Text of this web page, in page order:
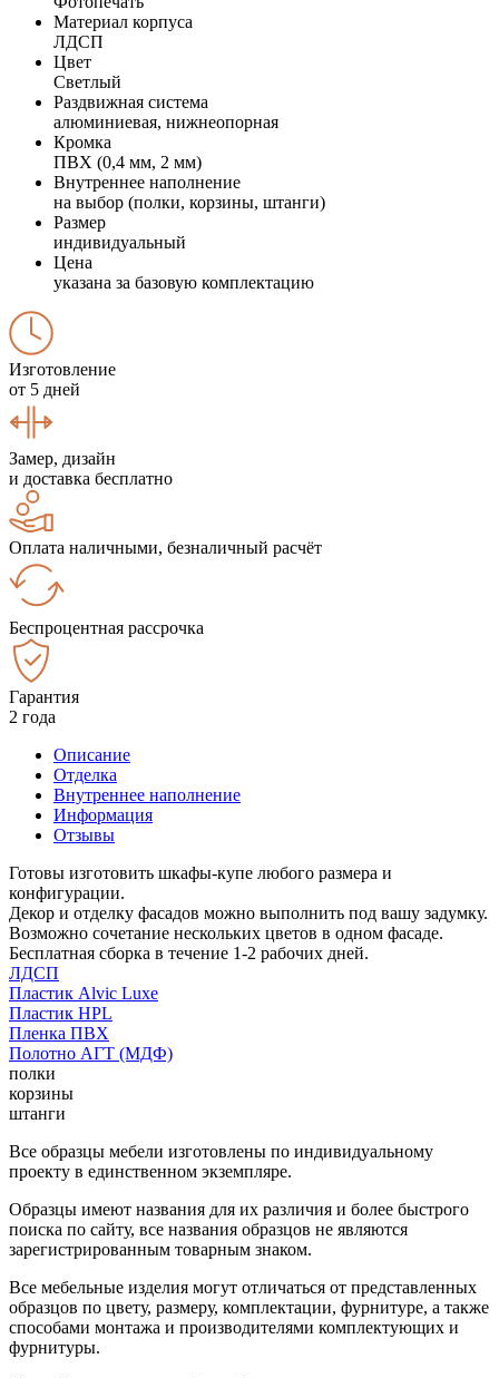
Материал корпуса
ЛДСП
Цвет
Светлый
Раздвижная система
алюминиевая, нижнеопорная
Кромка
ПВХ (0,4 мм, 2 мм)
Внутреннее наполнение
на выбор (полки, корзины, штанги)
Размер
индивидуальный
Цена
указана за базовую комплектацию
Изготовление
от 5 дней
Замер, дизайн
и доставка бесплатно
Оплата наличными, безналичный расчёт
Беспроцентная рассрочка
Гарантия
2 года
Описание
Отделка
Внутреннее наполнение
Информация
Отзывы
Готовы изготовить шкафы-купе любого размера и
конфигурации.
Декор и отделку фасадов можно выполнить под вашу задумку.
Возможно сочетание нескольких цветов в одном фасаде.
Бесплатная сборка в течение 1-2 рабочих дней.
ЛДСП
Пластик Alvic Luxe
Пластик HPL
Пленка ПВХ
Полотно АГТ (МДФ)
полки
корзины
штанги
Все образцы мебели изготовлены по индивидуальному
проекту в единственном экземпляре.
Образцы имеют названия для их различия и более быстрого
поиска по сайту, все названия образцов не являются
зарегистрированным товарным знаком.
Все мебельные изделия могут отличаться от представленных
образцов по цвету, размеру, комплектации, фурнитуре, а также
способами монтажа и производителями комплектующих и
фурнитуры.